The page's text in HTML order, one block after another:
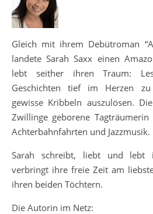
Gleich mit ihrem Debütroman
landete Sarah Saxx einen
lebt seither ihren Traum:
Geschichten tief im Herzen
gewisse Kribbeln auszulösen.
Zwillinge geborene
Achterbahnfahrten und Jazzmusik.
Sarah schreibt, liebt und lebt
verbringt ihre freie Zeit am
ihren beiden Töchtern.
Die Autorin im Netz: